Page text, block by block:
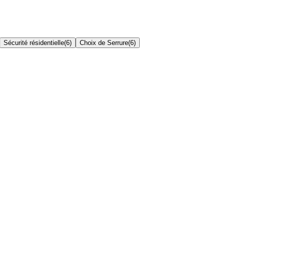
Sécurité résidentielle(6) Choix de Serrure(6)